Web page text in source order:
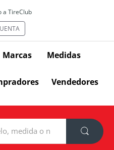
a TireClub
Marcas Medidas
Vendedores